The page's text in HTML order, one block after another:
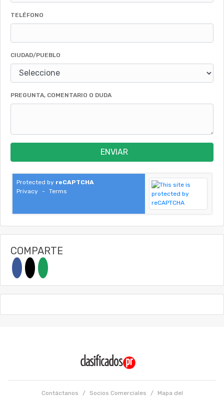
TELÉFONO
CIUDAD/PUEBLO
PREGUNTA, COMENTARIO O DUDA
ENVIAR
Protected by reCAPTCHA
Privacy
- Terms
COMPARTE
Contáctanos / Socios Comerciales / Mapa del